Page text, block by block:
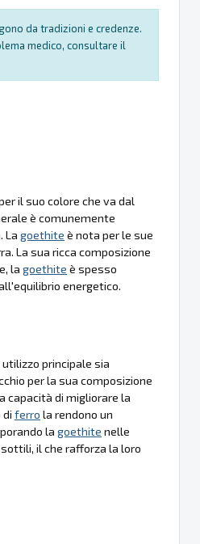
da tradizioni e credenze.
medico, consultare il
il suo colore che va dal
è comunemente
La goethite è nota per le sue
La sua ricca composizione
la goethite è spesso
energetico.
principale sia
per la sua composizione
capacità di migliorare la
ferro la rendono un
la goethite nelle
il che rafforza la loro